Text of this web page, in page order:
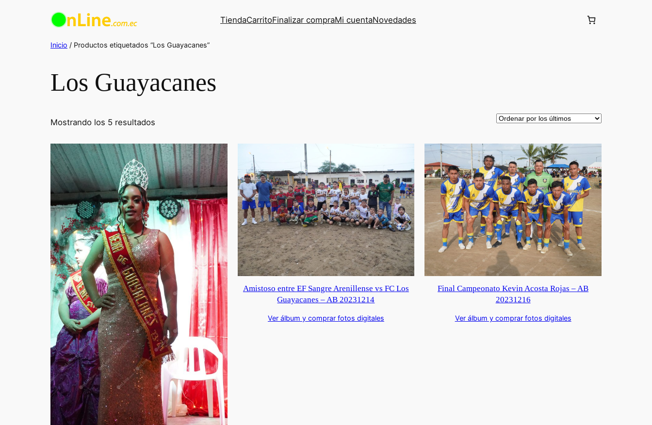
TiendaCarritoFinalizar compraMi cuentaNovedades
Inicio / Productos etiquetados “Los Guayacanes”
Los Guayacanes
Mostrando los 5 resultados
los
últimos
Amistoso entre EF Sangre Arenillense vs FC Los
Guayacanes – AB 20231214
Ver álbum y comprar fotos digitales
Final Campeonato Kevin Acosta Rojas – AB
20231216
Ver álbum y comprar fotos digitales